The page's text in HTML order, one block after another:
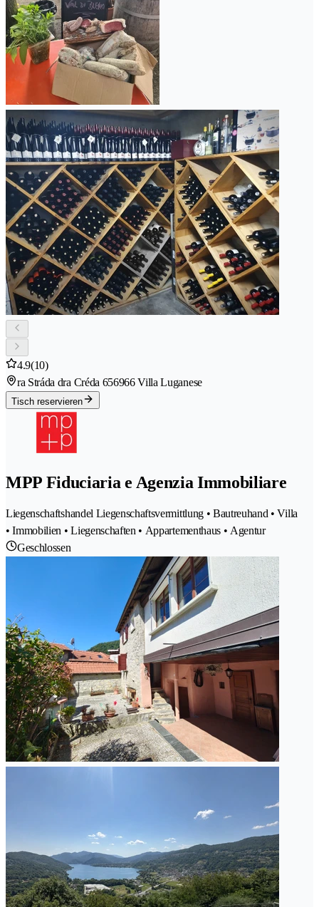
4.9(10)
ra Stráda dra Créda 656966 Villa Luganese
Tisch reservieren
MPP Fiduciaria e Agenzia Immobiliare
Liegenschaftshandel Liegenschaftsvermittlung • Bautreuhand • Villa
• Immobilien • Liegenschaften • Appartementhaus • Agentur
Geschlossen